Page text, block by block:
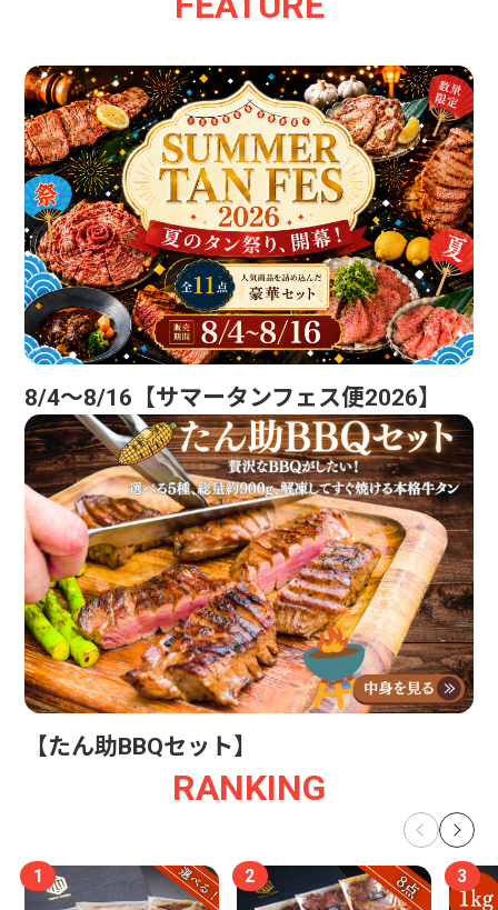
8/4〜8/16【サマータンフェス便2026】
【たん助BBQセット】
RANKING